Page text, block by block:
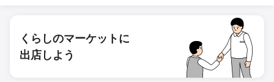
くらしのマーケットに
出店しよう